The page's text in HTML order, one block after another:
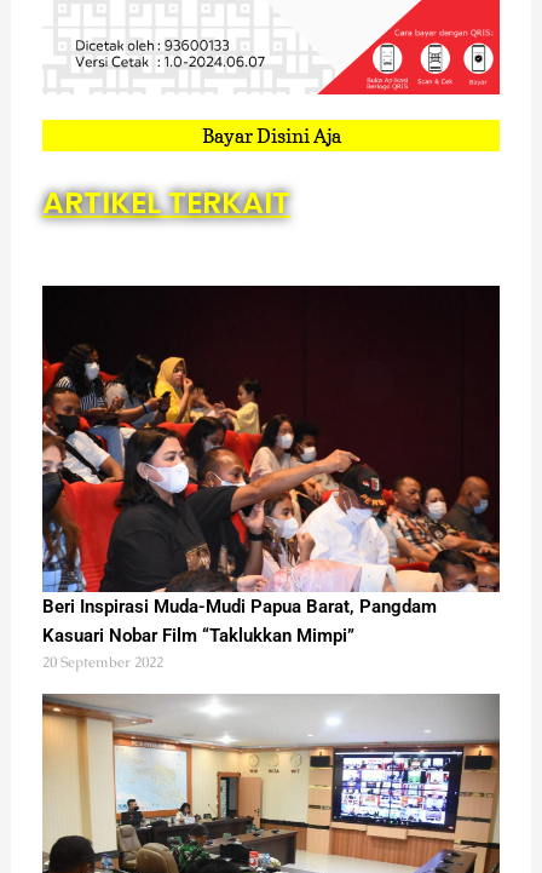
Bayar Disini Aja
ARTIKEL TERKAIT
Beri Inspirasi Muda-Mudi Papua Barat, Pangdam
Kasuari Nobar Film “Taklukkan Mimpi”
20 September 2022